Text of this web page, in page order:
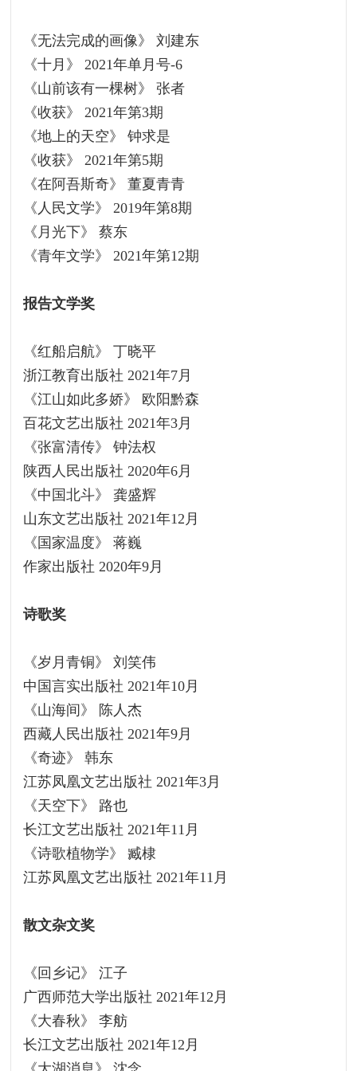
《无法完成的画像》 刘建东
《十月》 2021年单月号-6
《山前该有一棵树》 张者
《收获》 2021年第3期
《地上的天空》 钟求是
《收获》 2021年第5期
《在阿吾斯奇》 董夏青青
《人民文学》 2019年第8期
《月光下》 蔡东
《青年文学》 2021年第12期
报告文学奖
《红船启航》 丁晓平
浙江教育出版社 2021年7月
《江山如此多娇》 欧阳黔森
百花文艺出版社 2021年3月
《张富清传》 钟法权
陕西人民出版社 2020年6月
《中国北斗》 龚盛辉
山东文艺出版社 2021年12月
《国家温度》 蒋巍
作家出版社 2020年9月
诗歌奖
《岁月青铜》 刘笑伟
中国言实出版社 2021年10月
《山海间》 陈人杰
西藏人民出版社 2021年9月
《奇迹》 韩东
江苏凤凰文艺出版社 2021年3月
《天空下》 路也
长江文艺出版社 2021年11月
《诗歌植物学》 臧棣
江苏凤凰文艺出版社 2021年11月
散文杂文奖
《回乡记》 江子
广西师范大学出版社 2021年12月
《大春秋》 李舫
长江文艺出版社 2021年12月